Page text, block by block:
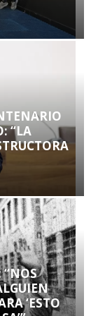
“LA
“NOS
‘ESTO